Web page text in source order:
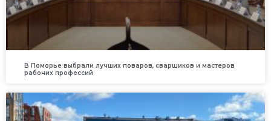
В Поморье выбрали лучших поваров, сварщиков и мастеров
рабочих профессий